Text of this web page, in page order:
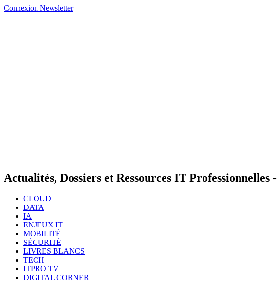
Connexion Newsletter
Actualités, Dossiers et Ressources IT Professionnelles -
CLOUD
DATA
IA
ENJEUX IT
MOBILITÉ
SÉCURITÉ
LIVRES BLANCS
TECH
ITPRO TV
DIGITAL CORNER